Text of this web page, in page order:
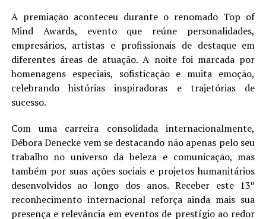
A premiação aconteceu durante o renomado Top of
Mind Awards, evento que reúne personalidades,
empresários, artistas e profissionais de destaque em
diferentes áreas de atuação. A noite foi marcada por
homenagens especiais, sofisticação e muita emoção,
celebrando histórias inspiradoras e trajetórias de
sucesso.
Com uma carreira consolidada internacionalmente,
Débora Denecke vem se destacando não apenas pelo seu
trabalho no universo da beleza e comunicação, mas
também por suas ações sociais e projetos humanitários
desenvolvidos ao longo dos anos. Receber este 13º
reconhecimento internacional reforça ainda mais sua
presença e relevância em eventos de prestígio ao redor